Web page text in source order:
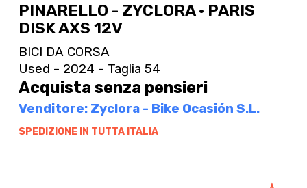
PINARELLO - ZYCLORA · PARIS
DISK AXS 12V
BICI DA CORSA
Used - 2024 - Taglia 54
Acquista senza pensieri
Venditore: Zyclora - Bike Ocasión S.L.
SPEDIZIONE IN TUTTA ITALIA